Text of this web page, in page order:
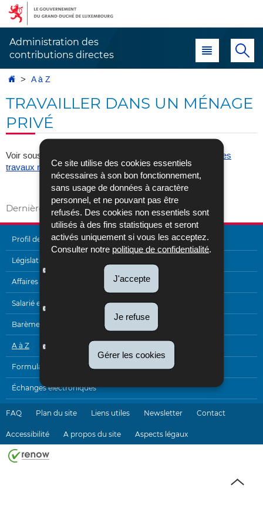
Ce site utilise des cookies essentiels
nécessaires à son bon fonctionnement,
sans usage de données à caractère
personnel, et ne pouvant pas être
refusés. Des cookies non essentiels sont
utilisés à des fins statistiques et seront
activés uniquement si vous les acceptez.
Consulter notre politique de confidentialité.
J'accepte
Je refuse
Gérer les cookies
Aller
navigation
Aller
au
Administration des
contributions directes
Menu principal
AccueilA à Z
TRAVAILLER DANS UN MÉNAGE
PRIVÉ
Voir sous :
Imposition forfaitaire des salariés assumant des
travaux ménagers, la garde d'enfant, etc.
Vers A à Z
Dernière mise à jour02/05/2017
MENU
DE
NAVIGATION
Profil de l'Administration
Législation
Affaires internationales
Salarié et pensionné
Barèmes
A à Z
Formulaires
Échanges électroniques
FAQ Plan du site Liens utiles Newsletter Contact
Accessibilité A propos du site Aspects légaux
de